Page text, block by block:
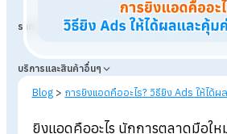
ราคา
บริการและสินค้าอื่นๆ